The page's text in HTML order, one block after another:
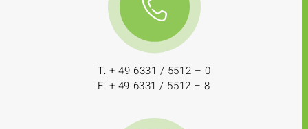
T: + 49 6331 / 5512 – 0
F: + 49 6331 / 5512 – 8